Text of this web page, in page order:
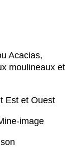
Acacias,
moulineaux et
Est et Ouest
image